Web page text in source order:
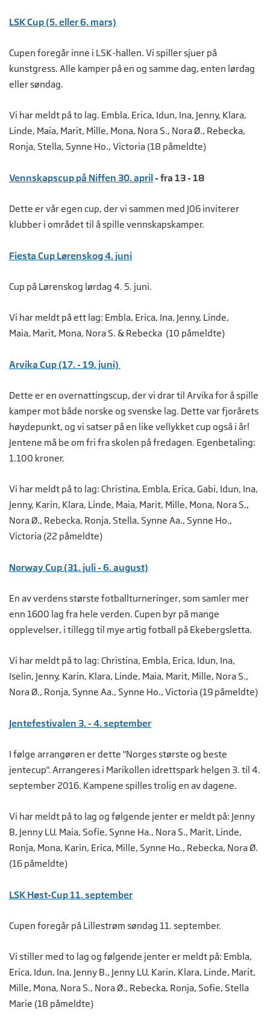
LSK Cup (5. eller 6. mars)
Cupen foregår inne i LSK-hallen. Vi spiller sjuer på
kunstgress. Alle kamper på en og samme dag, enten lørdag
eller søndag.
Vi har meldt på to lag. Embla, Erica, Idun, Ina, Jenny, Klara,
Linde, Maia, Marit, Mille, Mona, Nora S., Nora Ø., Rebecka,
Ronja, Stella, Synne Ho., Victoria (18 påmeldte)
Vennskapscup på Niffen 30. april - fra 13 - 18
Dette er vår egen cup, der vi sammen med J06 inviterer
klubber i området til å spille vennskapskamper.
Fiesta Cup Lørenskog 4. juni
Cup på Lørenskog lørdag 4. 5. juni.
Vi har meldt på ett lag: Embla, Erica, Ina, Jenny, Linde,
Maia, Marit, Mona, Nora S. & Rebecka (10 påmeldte)
Arvika Cup (17. - 19. juni)
Dette er en overnattingscup, der vi drar til Arvika for å spille
kamper mot både norske og svenske lag. Dette var fjorårets
høydepunkt, og vi satser på en like vellykket cup også i år!
Jentene må be om fri fra skolen på fredagen. Egenbetaling:
1.100 kroner.
Vi har meldt på to lag: Christina, Embla, Erica, Gabi, Idun, Ina,
Jenny, Karin, Klara, Linde, Maia, Marit, Mille, Mona, Nora S.,
Nora Ø., Rebecka, Ronja, Stella, Synne Aa., Synne Ho.,
Victoria (22 påmeldte)
Norway Cup (31. juli - 6. august)
En av verdens største fotballturneringer, som samler mer
enn 1600 lag fra hele verden. Cupen byr på mange
opplevelser, i tillegg til mye artig fotball på Ekebergsletta.
Vi har meldt på to lag: Christina, Embla, Erica, Idun, Ina,
Iselin, Jenny, Karin, Klara, Linde, Maia, Marit, Mille, Nora S.,
Nora Ø., Ronja, Synne Aa., Synne Ho., Victoria (19 påmeldte)
Jentefestivalen 3. - 4. september
I følge arrangøren er dette "Norges største og beste
jentecup". Arrangeres i Marikollen idrettspark helgen 3. til 4.
september 2016. Kampene spilles trolig en av dagene.
Vi har meldt på to lag og følgende jenter er meldt på: Jenny
B, Jenny LU, Maia, Sofie, Synne Ha., Nora S., Marit, Linde,
Ronja, Mona, Karin, Erica, Mille, Synne Ho., Rebecka, Nora Ø.
(16 påmeldte)
LSK Høst-Cup 11. september
Cupen foregår på Lillestrøm søndag 11. september.
Vi stiller med to lag og følgende jenter er meldt på: Embla,
Erica, Idun, Ina, Jenny B., Jenny LU, Karin, Klara, Linde, Marit,
Mille, Mona, Nora S., Nora Ø., Rebecka, Ronja, Sofie, Stella
Marie (18 påmeldte)